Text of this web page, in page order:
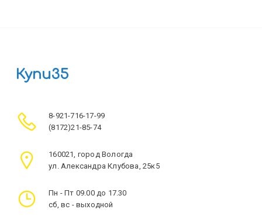
Купи35
8-921-716-17-99
(8172)21-85-74
160021, город Вологда
ул. Александра Клубова, 25к5
Пн - Пт 09.00 до 17.30
сб, вс - выходной